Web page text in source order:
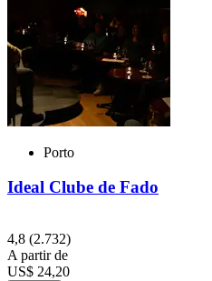
Porto
Ideal Clube de Fado
4,8 (2.732)
A partir de
US$ 24,20